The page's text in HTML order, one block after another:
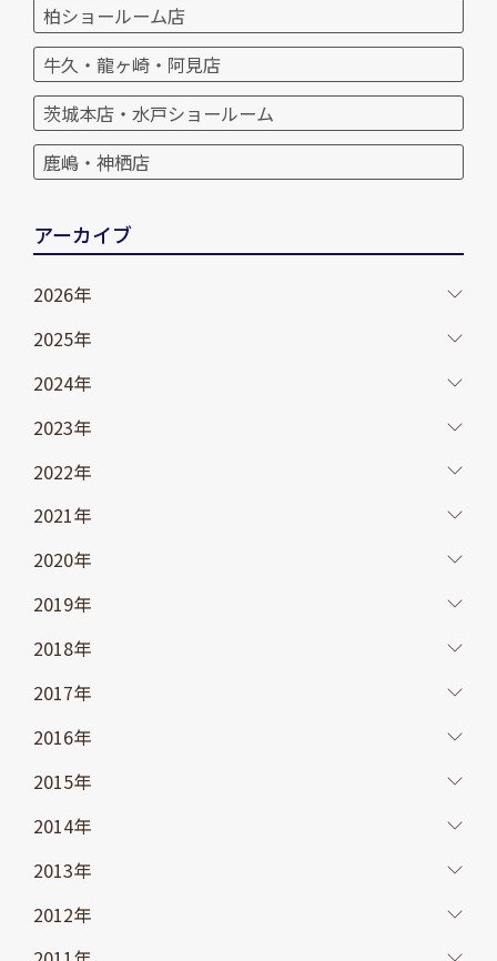
柏ショールーム店
牛久・龍ヶ崎・阿見店
茨城本店・水戸ショールーム
鹿嶋・神栖店
アーカイブ
2026年
2025年
2024年
2023年
2022年
2021年
2020年
2019年
2018年
2017年
2016年
2015年
2014年
2013年
2012年